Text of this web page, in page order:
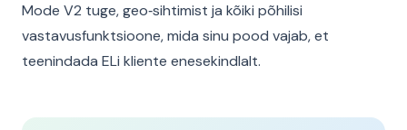
Mode V2 tuge, geo‑sihtimist ja kõiki põhilisi
vastavusfunktsioone, mida sinu pood vajab, et
teenindada ELi kliente enesekindlalt.